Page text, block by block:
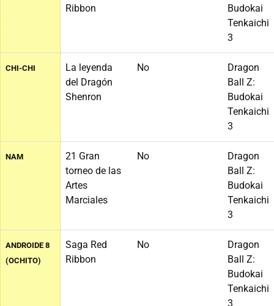
Ribbon
Budokai
Tenkaichi
3
CHI-CHI
La leyenda
del Dragón
Shenron
No
Dragon
Ball Z:
Budokai
Tenkaichi
3
NAM
21 Gran
torneo de las
Artes
Marciales
No
Dragon
Ball Z:
Budokai
Tenkaichi
3
ANDROIDE 8
(OCHITO)
Saga Red
Ribbon
No
Dragon
Ball Z:
Budokai
Tenkaichi
3